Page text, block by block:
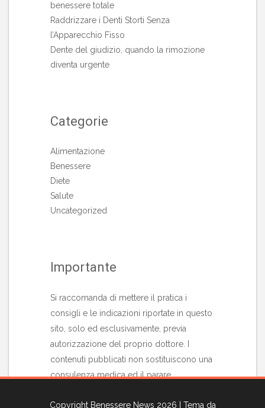
benessere totale
Raddrizzare i Denti Storti Senza
l’Apparecchio Fisso
Dente del giudizio, quando la rimozione
diventa urgente
Categorie
Alimentazione
Benessere
Diete
Salute
Uncategorized
Importante
Si raccomanda di mettere il pratica i
consigli e le indicazioni riportate in questo
sito, solo ed esclusivamente, previa
autorizzazione del proprio dottore. I
contenuti pubblicati non sostituiscono una
consulenza medica ed il parare
Copyright Benessere News 2026
| Tema da